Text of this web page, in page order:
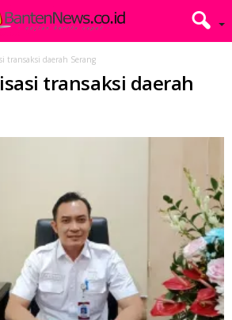
transaksi daerah Serang
transaksi daerah